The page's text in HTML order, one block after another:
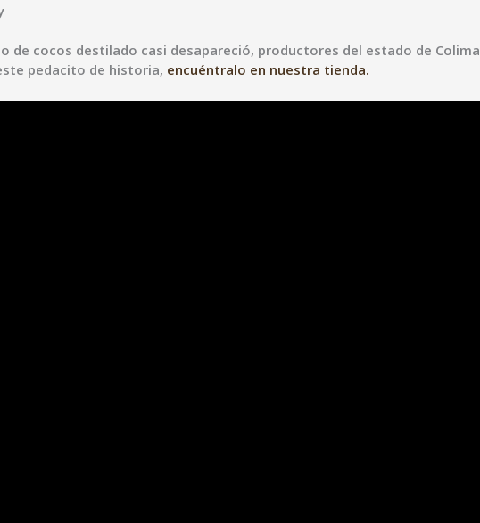
de cocos destilado casi desapareció, productores del estado de
pedacito de historia, encuéntralo en nuestra tienda.